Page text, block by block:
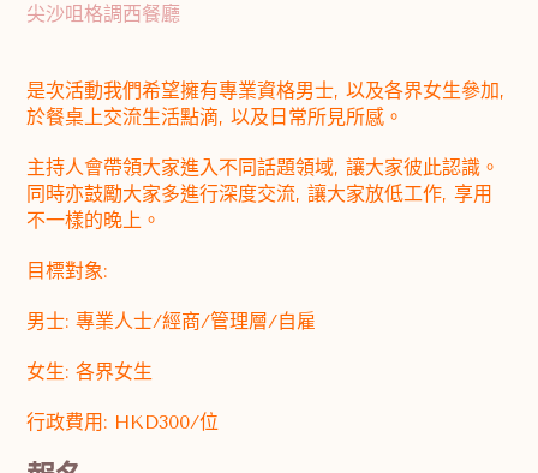
尖沙咀格調西餐廳
是次活動我們希望擁有專業資格男士, 以及各界女生參加,
於餐桌上交流生活點滴, 以及日常所見所感。
主持人會帶領大家進入不同話題領域, 讓大家彼此認識。
同時亦鼓勵大家多進行深度交流, 讓大家放低工作, 享用
不一樣的晚上。
目標對象:
男士: 專業人士/經商/管理層/自雇
女生: 各界女生
行政費用: HKD300/位